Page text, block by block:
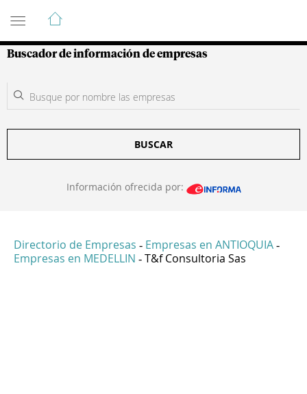
Guía de Empresas Colombianas
Buscador de información de empresas
BUSCAR
Información ofrecida por:
Directorio de Empresas - Empresas en ANTIOQUIA -
Empresas en MEDELLIN - T&f Consultoria Sas